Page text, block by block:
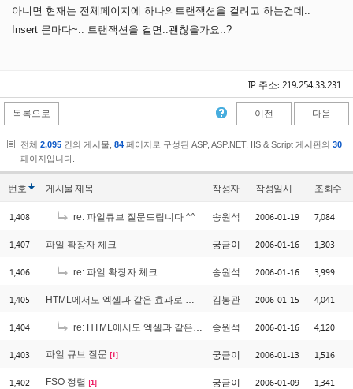
아니면 현재는 전체페이지에 하나의트랜잭션을 걸려고 하는건데..
Insert 문마다~.. 트랜잭션을 걸면..괜찮을가요..?
IP 주소: 219.254.33.231
목록으로 이전 다음
전체 2,095 건의 게시물, 84 페이지로 구성된 ASP, ASP.NET, IIS & Script 게시판의 30
페이지입니다.
번호 게시물제목 작성자 작성일시 조회수
1,408 re: 파일큐브 질문드립니다 ^^ 송원석 2006-01-19 7,084
1,407 파일 확장자 체크 궁금이 2006-01-16 1,303
1,406 re: 파일 확장자 체크 송원석 2006-01-16 3,999
1,405 HTML에서도 엑셀과 같은 효과로 보여줄려면.... 김봉관 2006-01-15 4,041
1,404 re: HTML에서도 엑셀과 같은 효과로 보여줄려면.... 송원석 2006-01-16 4,120
1,403 파일 큐브 질문 [1] 궁금이 2006-01-13 1,516
1,402 FSO 정렬 [1] 궁금이 2006-01-09 1,341